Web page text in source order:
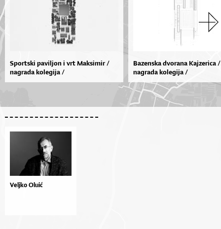
Sportski paviljon i vrt Maksimir /
nagrada kolegija /
Bazenska dvorana Kajzerica /
nagrada kolegija /
Veljko Oluić